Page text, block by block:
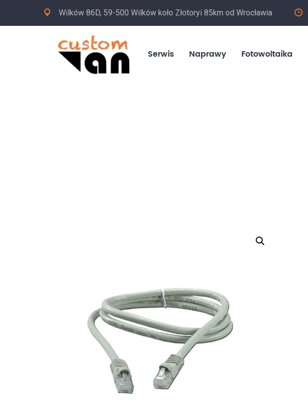
Wilków 86D, 59-500 Wilków koło Złotoryi 85km od Wrocławia
Serwis Naprawy Fotowoltaika